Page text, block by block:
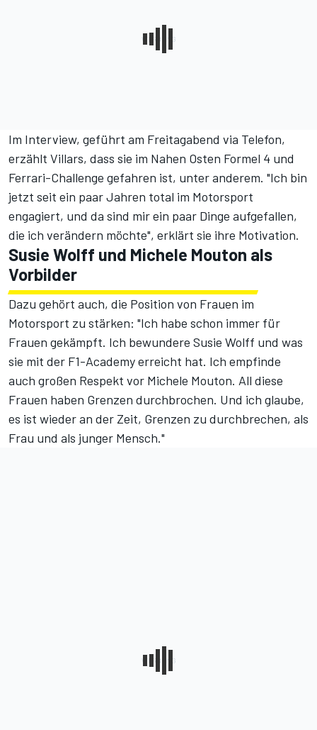
Im Interview, geführt am Freitagabend via Telefon,
erzählt Villars, dass sie im Nahen Osten Formel 4 und
Ferrari-Challenge gefahren ist, unter anderem. "Ich bin
jetzt seit ein paar Jahren total im Motorsport
engagiert, und da sind mir ein paar Dinge aufgefallen,
die ich verändern möchte", erklärt sie ihre Motivation.
Susie Wolff und Michele Mouton als
Vorbilder
Dazu gehört auch, die Position von Frauen im
Motorsport zu stärken: "Ich habe schon immer für
Frauen gekämpft. Ich bewundere Susie Wolff und was
sie mit der F1-Academyerreicht hat. Ich empfinde
auch großen Respekt vor Michele Mouton. All diese
Frauen haben Grenzen durchbrochen. Und ich glaube,
es ist wieder an der Zeit, Grenzen zu durchbrechen, als
Frau und als junger Mensch."